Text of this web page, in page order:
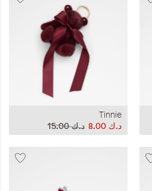
Tinnie
د.ك‏ 15.00
د.ك‏ 8.00